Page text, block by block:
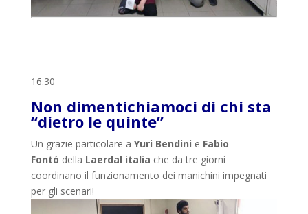
16.30
Non dimentichiamoci di chi sta
“dietro le quinte”
Un grazie particolare a Yuri Bendini e Fabio
Fontó della Laerdal italia che da tre giorni
coordinano il funzionamento dei manichini impegnati
per gli scenari!